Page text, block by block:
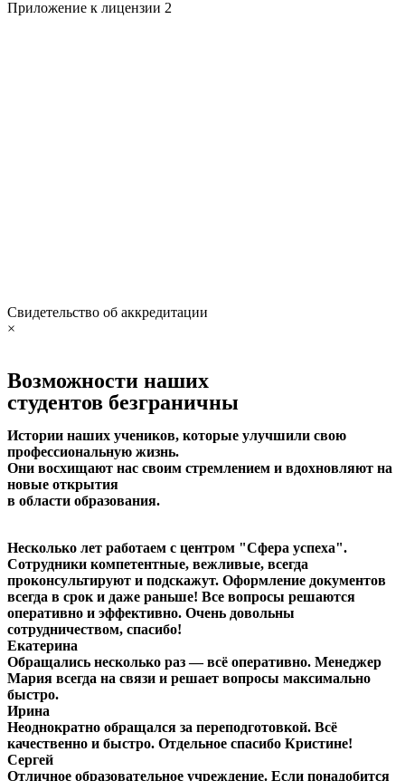
Приложение к лицензии 2
Свидетельство об аккредитации
×
Возможности наших
студентов безграничны
Истории наших учеников, которые улучшили свою
профессиональную жизнь.
Они восхищают нас своим стремлением и вдохновляют на
новые открытия
в области образования.
Несколько лет работаем с центром "Сфера успеха".
Сотрудники компетентные, вежливые, всегда
проконсультируют и подскажут. Оформление документов
всегда в срок и даже раньше! Все вопросы решаются
оперативно и эффективно. Очень довольны
сотрудничеством, спасибо!
Екатерина
Обращались несколько раз — всё оперативно. Менеджер
Мария всегда на связи и решает вопросы максимально
быстро.
Ирина
Неоднократно обращался за переподготовкой. Всё
качественно и быстро. Отдельное спасибо Кристине!
Сергей
Отличное образовательное учреждение. Если понадобится